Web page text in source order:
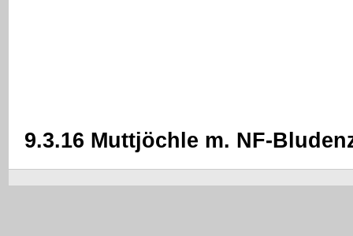
9.3.16 Muttjöchle m. NF-